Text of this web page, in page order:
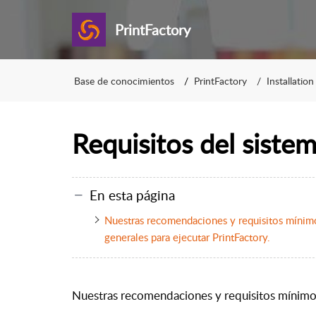
PrintFactory
Base de conocimientos PrintFactory Installation
Requisitos del
En esta página
Nuestras recomendaciones y requisitos
generales para ejecutar PrintFactory.
Nuestras recomendaciones y requisitos